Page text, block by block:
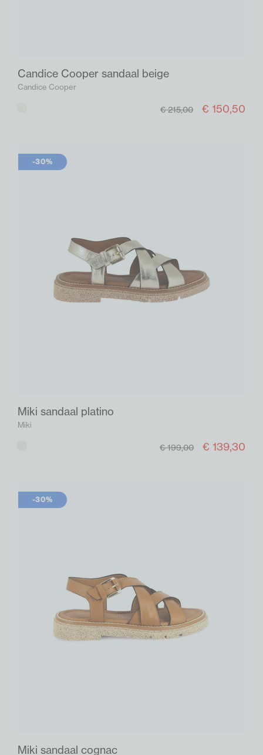
Candice Cooper sandaal beige
Candice Cooper
€ 215,00 € 150,50
-30%
Miki sandaal platino
Miki
€ 199,00 € 139,30
-30%
Miki sandaal cognac